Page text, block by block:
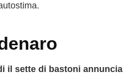
il sette di bastoni annuncia